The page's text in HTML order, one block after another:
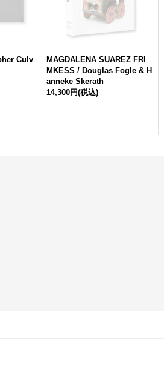
Culv
MAGDALENA SUAREZ FRI
MKESS / Douglas Fogle & H
anneke Skerath
14,300円(税込)